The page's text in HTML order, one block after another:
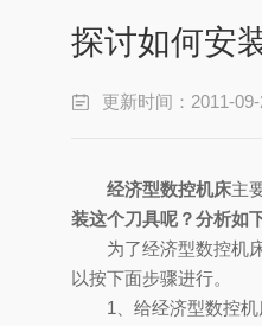
探讨如何安
更新时间：2011-09-
经济型数控机床主
装这个刀具呢？分析如
为了经济型数控机床
以按下面步骤进行。
1、给经济型数控机